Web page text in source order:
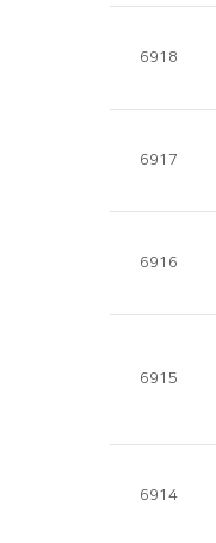
6918
6917
6916
6915
6914